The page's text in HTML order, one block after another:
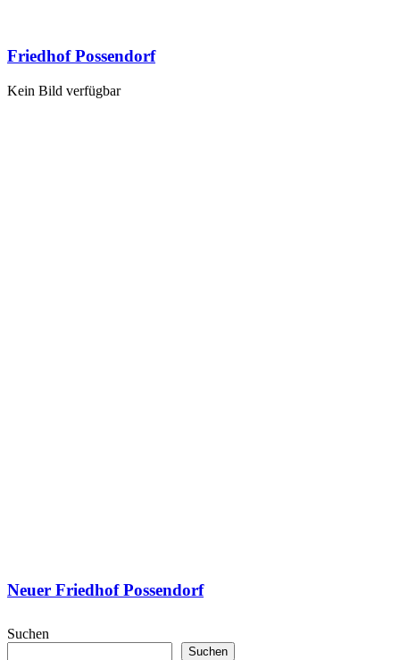
Friedhof Possendorf
Kein Bild verfügbar
Neuer Friedhof Possendorf
Suchen
Suchen